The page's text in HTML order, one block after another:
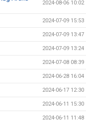
2024-08-06 10:02
2024-07-09 15:53
2024-07-09 13:47
2024-07-09 13:24
2024-07-08 08:39
2024-06-28 16:04
2024-06-17 12:30
2024-06-11 15:30
2024-06-11 11:48